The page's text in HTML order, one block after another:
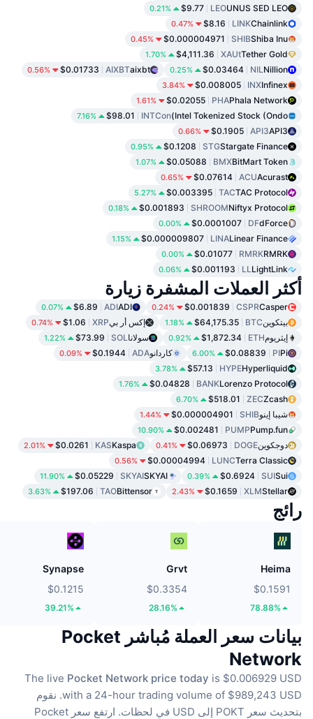
UNUS SED LEO
LEO
$9.77
0.21%
Chainlink
LINK
$8.16
0.47%
Shiba Inu
SHIB
$0.000004971
0.45%
Tether Gold
XAUt
$4,111.36
1.70%
Nillion
NIL
$0.03464
0.25%
aixbt
AIXBT
$0.01733
0.56%
Infinex
INX
$0.008005
3.84%
Phala Network
PHA
$0.02055
1.61%
Intel Tokenized Stock (Ondo)
INTCon
$98.01
7.16%
API3
API3
$0.1905
0.66%
Stargate Finance
STG
$0.1208
0.95%
BitMart Token
BMX
$0.05088
1.07%
Acurast
ACU
$0.07614
0.65%
TAC Protocol
TAC
$0.003395
5.27%
Niftyx Protocol
SHROOM
$0.001893
0.18%
dForce
DF
$0.0001007
0.00%
Linear Finance
LINA
$0.000009807
1.15%
RMRK
RMRK
$0.01077
0.00%
LightLink
LL
$0.001193
0.06%
أكثر العملات المشفرة زيارة
Casper
CSPR
$0.001839
0.24%
ADI
ADI
$6.89
0.07%
بيتكوينBTC
$64,175.35
1.18% إكس أر بيXRP
$1.06
0.74%
إيثريومETH
$1,872.34
0.92% سولانا SOL
$73.99
1.22%
Pi
PI
$0.08839
6.00% كاردانوADA
$0.1944
0.09%
Hyperliquid
HYPE
$57.13
3.78%
Lorenzo Protocol
BANK
$0.04828
1.76%
Zcash
ZEC
$518.01
6.70%
شيبا إينوSHIB
$0.000004901
1.44%
Pump.fun
PUMP
$0.002481
10.90%
دوجكوينDOGE
$0.06973
0.41%
Kaspa
KAS
$0.0261
2.01%
Terra Classic
LUNC
$0.00004994
0.56%
Sui
SUI
$0.6924
0.39%
SKYAI
SKYAI
$0.05229
11.90%
Stellar
XLM
$0.1659
2.43%
Bittensor
TAO
$197.06
3.63%
رائج
Heima
$0.1591
78.88%
Grvt
$0.3354
28.16%
Synapse
$0.1215
39.21%
بيانات سعر العملة مُباشر Pocket
Network
The live Pocket Network price today is $0.006929 USD
with a 24-hour trading volume of $989,243 USD. نقوم
بتحديث سعر POKT إلى USD في لحظات.
ارتفع سعر Pocket